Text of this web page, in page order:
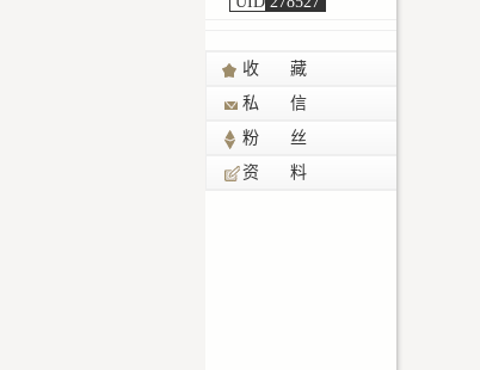
收 藏
私 信
粉 丝
资 料